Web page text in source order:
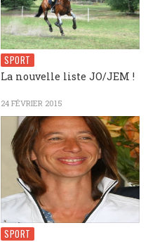
SPORT
La nouvelle liste JO/JEM !
24 FÉVRIER 2015
SPORT